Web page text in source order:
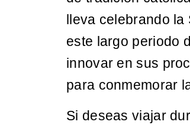
lleva celebrando la
este largo periodo
innovar en sus
para conmemorar
Si deseas viajar